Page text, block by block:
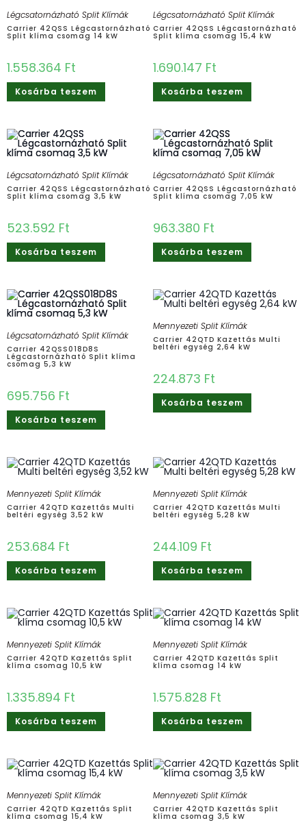
Légcsatornázható Split Klímák
Carrier 42QSS Légcastornázható
Split klíma csomag 14 kW
1.558.364 Ft
Kosárba teszem
Légcsatornázható Split Klímák
Carrier 42QSS Légcastornázható
Split klíma csomag 15,4 kW
1.690.147 Ft
Kosárba teszem
Légcsatornázható Split Klímák
Carrier 42QSS Légcastornázható
Split klíma csomag 3,5 kW
523.592 Ft
Kosárba teszem
Légcsatornázható Split Klímák
Carrier 42QSS Légcastornázható
Split klíma csomag 7,05 kW
963.380 Ft
Kosárba teszem
Légcsatornázható Split Klímák
Carrier 42QSS018D8S
Légcastornázható Split klíma
csomag 5,3 kW
695.756 Ft
Kosárba teszem
Mennyezeti Split Klímák
Carrier 42QTD Kazettás Multi
beltéri egység 2,64 kW
224.873 Ft
Kosárba teszem
Mennyezeti Split Klímák
Carrier 42QTD Kazettás Multi
beltéri egység 3,52 kW
253.684 Ft
Kosárba teszem
Mennyezeti Split Klímák
Carrier 42QTD Kazettás Multi
beltéri egység 5,28 kW
244.109 Ft
Kosárba teszem
Mennyezeti Split Klímák
Carrier 42QTD Kazettás Split
klíma csomag 10,5 kW
1.335.894 Ft
Kosárba teszem
Mennyezeti Split Klímák
Carrier 42QTD Kazettás Split
klíma csomag 14 kW
1.575.828 Ft
Kosárba teszem
Mennyezeti Split Klímák
Carrier 42QTD Kazettás Split
klíma csomag 15,4 kW
Mennyezeti Split Klímák
Carrier 42QTD Kazettás Split
klíma csomag 3,5 kW